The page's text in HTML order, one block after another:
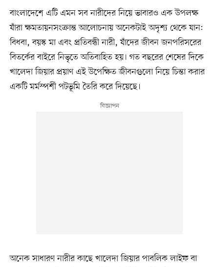
বাংলাদেশে এটি এমন সব নারীদের নিয়ে ভাবারও এক উপলক্ষ
যাঁরা ক্ষমতায়নসংক্রান্ত আলোচনায় অনেকটাই অদৃশ্য থেকে যান:
বিধবা, বয়স্ক মা এবং প্রতিবন্ধী নারী, যাঁদের জীবন জনপরিসরের
বিতর্কের বাইরে নিভৃতে অতিবাহিত হয়। গত বছরের শেষের দিকে
খালেদা জিয়ার প্রয়াণ এই উপেক্ষিত জীবনগুলো নিয়ে চিন্তা করার
একটি মর্মস্পর্শী পটভূমি তৈরি করে দিয়েছে।
অনেক সাধারণ নারীর কাছে খালেদা জিয়ার পাবলিক লাইফ বা